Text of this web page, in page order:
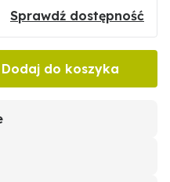
Sprawdź dostępność
Dodaj do koszyka